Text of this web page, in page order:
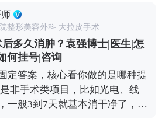
一步也是最关键的一步，就是选
生，这是降低风险的想知道更多
的问题，可以去官方媒体平台
小红薯）预约面诊，详细了解。
样了，它不是只把表面皮肤拉紧
过深层筋膜的剥离和提升，从根
问题。正因为是深层调整，效果
8-10年。就像MCR复合提升术，
固定，让下垂的组织在新的位置
一次手术就能让你摆脱松弛困扰
从长远来看，性价比其实更高。
多久，和个人体质、术后护理还
整形美容外科 大拉皮手术
多久消肿？袁强博士|医生|怎
何挂号|咨询
定答案，核心看你做的是哪种提
一般3到7天就基本消干净了，最